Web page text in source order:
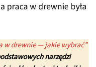
praca w drewnie była
w drewnie — jakie wybrać”
narzędzi